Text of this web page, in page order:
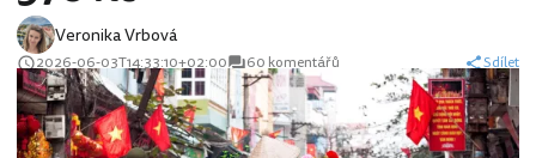
Veronika Vrbová
2026-06-03T14:33:10+02:00 60 komentářů Sdílet